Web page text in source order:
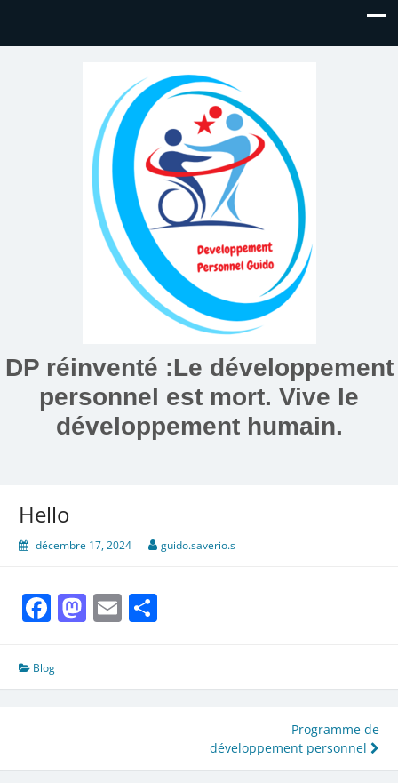
DP réinventé :Le développement
personnel est mort. Vive le
développement humain.
Hello
décembre 17, 2024 guido.saverio.s
Facebook
Mastodon
Email
Blog
de
Programme de
développement personnel